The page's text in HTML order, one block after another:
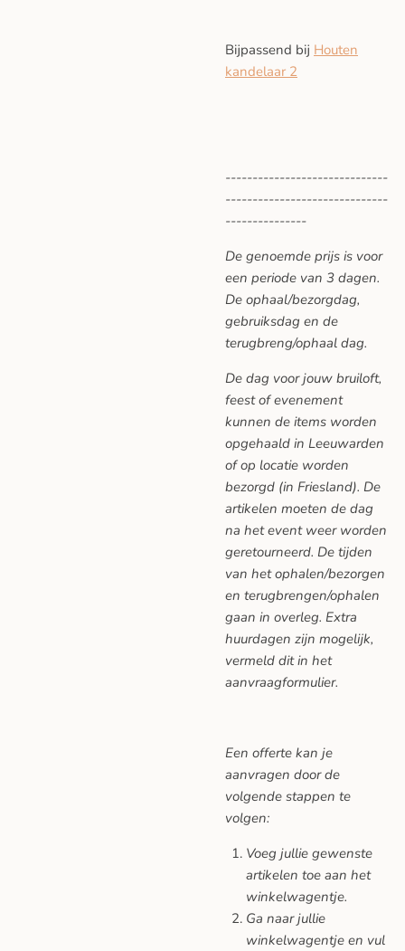
Bijpassend bij Houten
kandelaar 2
------------------------------
------------------------------
---------------
De genoemde prijs is voor
een periode van 3 dagen.
De ophaal/bezorgdag,
gebruiksdag en de
terugbreng/ophaal dag.
De dag voor jouw bruiloft,
feest of evenement
kunnen de items worden
opgehaald in Leeuwarden
of op locatie worden
bezorgd (in Friesland). De
artikelen moeten de dag
na het event weer worden
geretourneerd. De tijden
van het ophalen/bezorgen
en terugbrengen/ophalen
gaan in overleg. Extra
huurdagen zijn mogelijk,
vermeld dit in het
aanvraagformulier.
Een offerte kan je
aanvragen door de
volgende stappen te
volgen:
Voeg jullie gewenste
artikelen toe aan het
winkelwagentje.
Ga naar jullie
winkelwagentje en vul